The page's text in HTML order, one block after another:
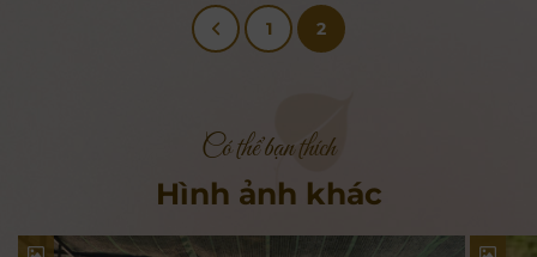
1 2
Có thể bạn thích
Hình ảnh khác